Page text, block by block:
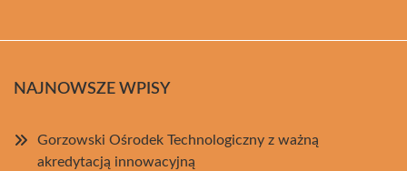
NAJNOWSZE WPISY
Gorzowski Ośrodek Technologiczny z ważną
akredytacją innowacyjną